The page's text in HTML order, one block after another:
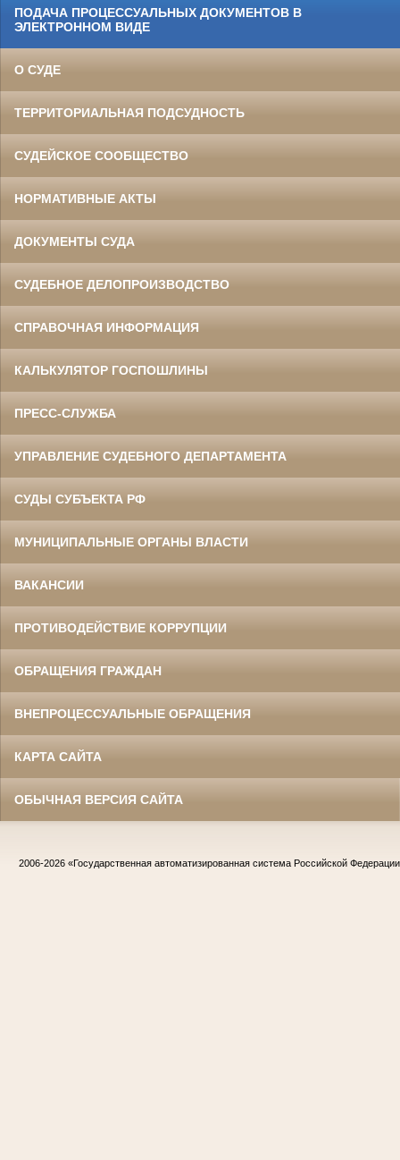
ПОДАЧА ПРОЦЕССУАЛЬНЫХ ДОКУМЕНТОВ В
ЭЛЕКТРОННОМ ВИДЕ
О СУДЕ
ТЕРРИТОРИАЛЬНАЯ ПОДСУДНОСТЬ
СУДЕЙСКОЕ СООБЩЕСТВО
НОРМАТИВНЫЕ АКТЫ
ДОКУМЕНТЫ СУДА
СУДЕБНОЕ ДЕЛОПРОИЗВОДСТВО
СПРАВОЧНАЯ ИНФОРМАЦИЯ
КАЛЬКУЛЯТОР ГОСПОШЛИНЫ
ПРЕСС-СЛУЖБА
УПРАВЛЕНИЕ СУДЕБНОГО ДЕПАРТАМЕНТА
СУДЫ СУБЪЕКТА РФ
МУНИЦИПАЛЬНЫЕ ОРГАНЫ ВЛАСТИ
ВАКАНСИИ
ПРОТИВОДЕЙСТВИЕ КОРРУПЦИИ
ОБРАЩЕНИЯ ГРАЖДАН
ВНЕПРОЦЕССУАЛЬНЫЕ ОБРАЩЕНИЯ
КАРТА САЙТА
ОБЫЧНАЯ ВЕРСИЯ САЙТА
2006-2026 «Государственная автоматизированная система Российской